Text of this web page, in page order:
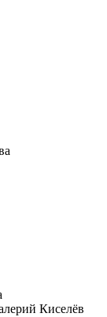
Киселёв